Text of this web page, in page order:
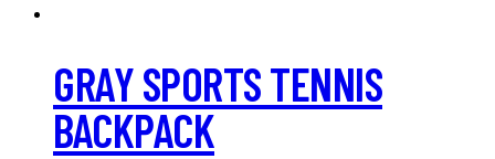
GRAY SPORTS TENNIS
BACKPACK